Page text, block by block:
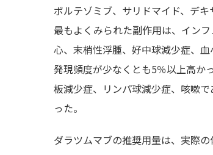
ボルテゾミブ、サリドマイド、デ
最もよくみられた副作用は、イン
心、末梢性浮腫、好中球減少症、
発現頻度が少なくとも5％以上高か
板減少症、リンパ球減少症、咳嗽
った。
ダラツムマブの推奨用量は、実際